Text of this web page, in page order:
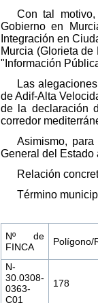
Con tal
Gobierno en
Integración en
Murcia (Glorieta
"Información
Las
de Adif-Alta
de la declaración
corredor
Asimismo,
General del Estado
Relación
Término
Nº de
FINCA
Polígono/
N-
30.0308-
0363-
C01
178